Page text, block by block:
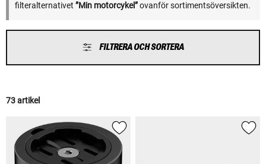
filteralternativet ”Min motorcykel”ovanför sortimentsöversikten.
FILTRERA OCH SORTERA
73 artikel